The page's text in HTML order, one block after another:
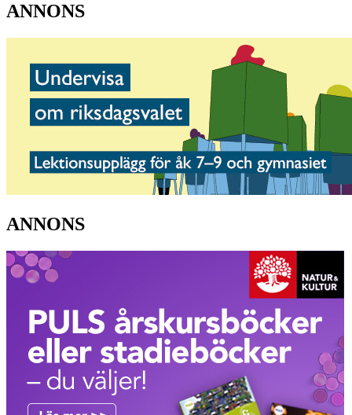
ANNONS
ANNONS